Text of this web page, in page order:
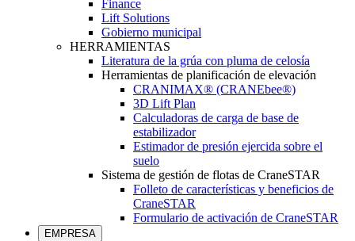
Finance
Lift Solutions
Gobierno municipal
HERRAMIENTAS
Literatura de la grúa con pluma de celosía
Herramientas de planificación de elevación
CRANIMAX® (CRANEbee®)
3D Lift Plan
Calculadoras de carga de base de
estabilizador
Estimador de presión ejercida sobre el
suelo
Sistema de gestión de flotas de CraneSTAR
Folleto de características y beneficios de
CraneSTAR
Formulario de activación de CraneSTAR
EMPRESA